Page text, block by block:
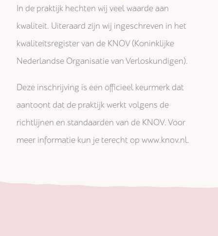
In de praktijk hechten wij veel waarde aan
kwaliteit. Uiteraard zijn wij ingeschreven in het
kwaliteitsregister van de KNOV (Koninklijke
Nederlandse Organisatie van Verloskundigen).
Deze inschrijving is een officieel keurmerk dat
aantoont dat de praktijk werkt volgens de
richtlijnen en standaarden van de KNOV. Voor
meer informatie kun je terecht op www.knov.nl.